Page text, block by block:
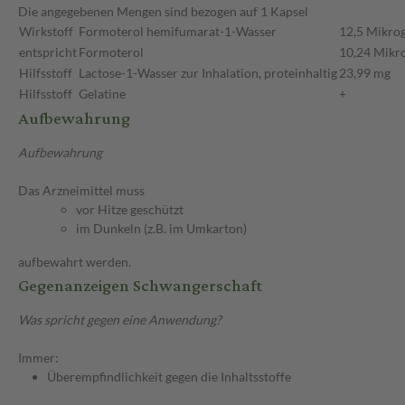
Die angegebenen Mengen sind bezogen auf 1 Kapsel
Wirkstoff Formoterol hemifumarat-1-Wasser
12,5
entsprichtFormoterol
10,24
Hilfsstoff Lactose-1-Wasser zur Inhalation, proteinhaltig23,99 mg
Hilfsstoff Gelatine +
Aufbewahrung
Aufbewahrung
Das Arzneimittel muss
vor Hitze geschützt
im Dunkeln (z.B. im Umkarton)
aufbewahrt werden.
Gegenanzeigen Schwangerschaft
Was spricht gegen eine Anwendung?
Immer:
Überempfindlichkeit gegen die Inhaltsstoffe